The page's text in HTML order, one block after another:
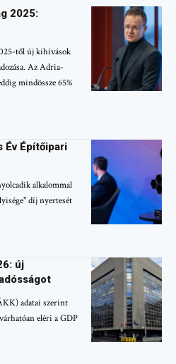
2025:
től új kihívások
Az Adria-
mindössze 65%
Év Építőipari
alkalommal
díj nyertesét
új
adatai szerint
eléri a GDP